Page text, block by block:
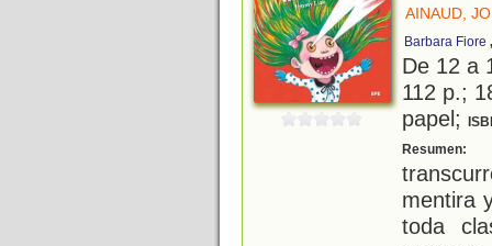
AINAUD,
Barbara Fiore
De 12 a
112 p.;
papel;
Resumen:
mentira
toda